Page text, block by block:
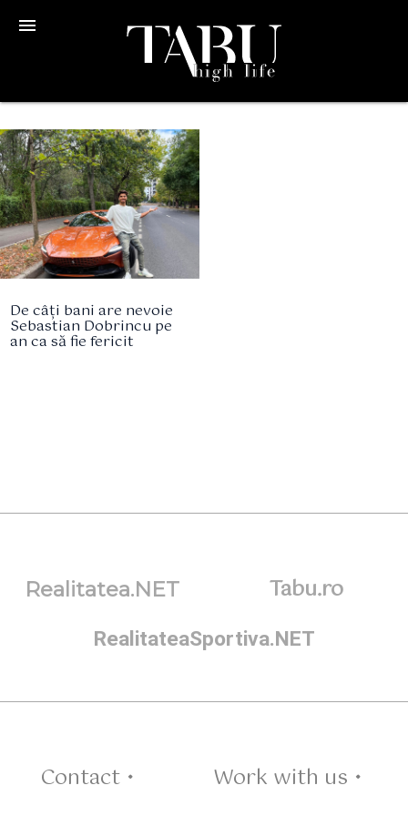
menu
De câți bani are nevoie
Sebastian Dobrincu pe
an ca să fie fericit
Realitatea.NET Tabu.ro
RealitateaSportiva.NET
Contact • Work with us •